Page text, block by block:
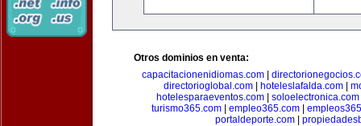
Otros dominios en venta:
capacitacionenidiomas.com|
directorioglobal.com
hoteleslafalda.com
hotelesparaeventos.com
soloelectronica.com
turismo365.com| empleo365.com|
portaldeporte.com|